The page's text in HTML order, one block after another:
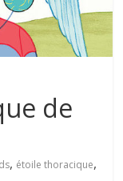
de
, étoile thoracique,